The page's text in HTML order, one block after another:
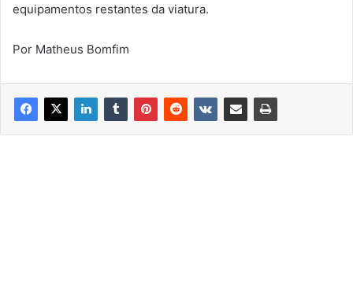
equipamentos restantes da viatura.
Por Matheus Bomfim